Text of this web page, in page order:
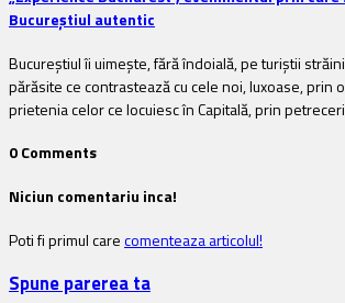
Bucureștiul autentic
Bucureștiul îi uimește, fără îndoială, pe turiștii
părăsite ce contrastează cu cele noi, luxoase, prin
prietenia celor ce locuiesc în Capitală, prin
0 Comments
Niciun comentariu inca!
Poti fi primul carecomenteaza articolul!
Spune parerea ta